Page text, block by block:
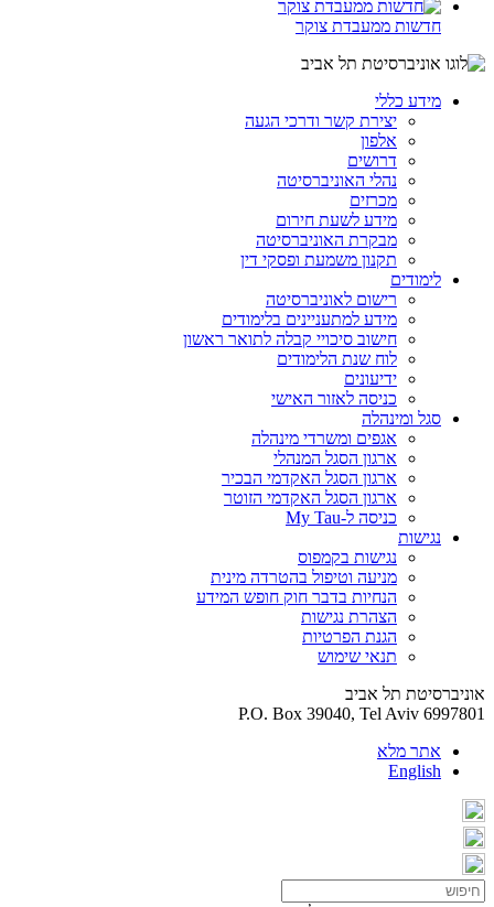
חדשות ממעבדת צוקר
מידע כללי
יצירת קשר ודרכי הגעה
אלפון
דרושים
נהלי האוניברסיטה
מכרזים
מידע לשעת חירום
מבקרת האוניברסיטה
תקנון משמעת ופסקי דין
לימודים
רישום לאוניברסיטה
מידע למתעניינים בלימודים
חישוב סיכויי קבלה לתואר ראשון
לוח שנת הלימודים
ידיעונים
כניסה לאזור האישי
סגל ומינהלה
אגפים ומשרדי מינהלה
ארגון הסגל המנהלי
ארגון הסגל האקדמי הבכיר
ארגון הסגל האקדמי הזוטר
כניסה ל-My Tau
נגישות
נגישות בקמפוס
מניעה וטיפול בהטרדה מינית
הנחיות בדבר חוק חופש המידע
הצהרת נגישות
הגנת הפרטיות
תנאי שימוש
אוניברסיטת תל אביב
P.O. Box 39040, Tel Aviv 6997801
אתר מלא
English